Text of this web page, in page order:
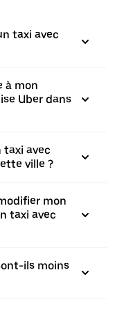
taxi avec
à mon
Uber dans
taxi avec
ville ?
mon
taxi avec
ils moins